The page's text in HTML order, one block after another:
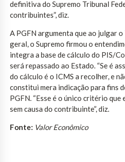
definitiva do Supremo Tribunal
contribuintes”, diz.
A PGFN argumenta que ao julgar o
geral, o Supremo firmou o
integra a base de cálculo do PIS/
será repassado ao Estado. “Se é
do cálculo é o ICMS a recolher, e
constitui mera indicação para fins
PGFN. “Esse é o único critério
sem causa do contribuinte”, diz.
Fonte: Valor Econômico